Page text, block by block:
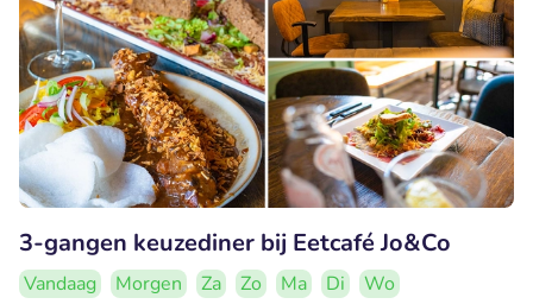
3-gangen keuzediner bij Eetcafé Jo&Co
Vandaag Morgen Za Zo Ma Di
Wo